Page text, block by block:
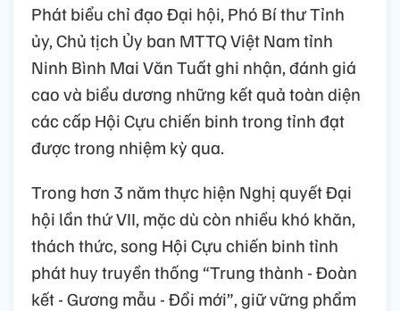
Phát biểu chỉ đạo Đại hội, Phó Bí thư Tỉnh
ủy, Chủ tịch Ủy ban MTTQ Việt Nam tỉnh
Ninh Bình Mai Văn Tuất ghi nhận, đánh giá
cao và biểu dương những kết quả toàn diện
các cấp Hội Cựu chiến binh trong tỉnh đạt
được trong nhiệm kỳ qua.
Trong hơn 3 năm thực hiện Nghị quyết Đại
hội lần thứ VII, mặc dù còn nhiều khó khăn,
thách thức, song Hội Cựu chiến binh tỉnh
phát huy truyền thống “Trung thành - Đoàn
kết - Gương mẫu - Đổi mới”, giữ vững phẩm